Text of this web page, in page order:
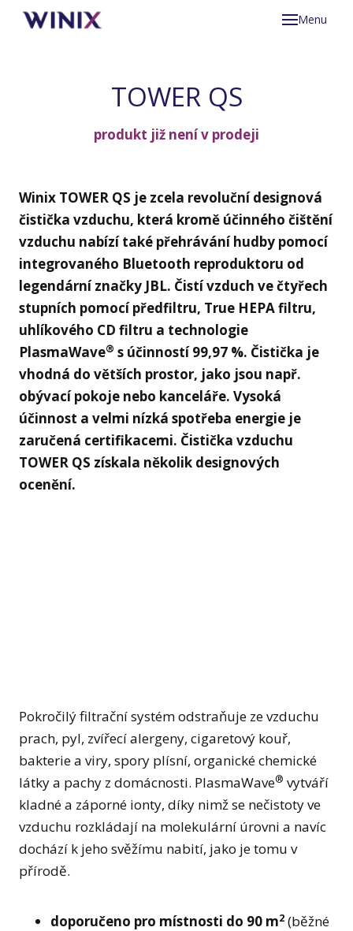
Menu
TOWER QS
produkt již není v prodeji
Winix TOWER QS je zcela revoluční designová
čistička vzduchu, která kromě účinného čištění
vzduchu nabízí také přehrávání hudby pomocí
integrovaného Bluetooth reproduktoru od
legendární značky JBL. Čistí vzduch ve čtyřech
stupních pomocí předfiltru, True HEPA filtru,
uhlíkového CD filtru a technologie
PlasmaWave® s účinností 99,97 %. Čistička je
vhodná do větších prostor, jako jsou např.
obývací pokoje nebo kanceláře. Vysoká
účinnost a velmi nízká spotřeba energie je
zaručená certifikacemi. Čistička vzduchu
TOWER QS získala několik designových
ocenění.
Pokročilý filtrační systém odstraňuje ze vzduchu
prach, pyl, zvířecí alergeny, cigaretový kouř,
bakterie a viry, spory plísní, organické chemické
látky a pachy z domácnosti. PlasmaWave® vytváří
kladné a záporné ionty, díky nimž se nečistoty ve
vzduchu rozkládají na molekulární úrovni a navíc
dochází k jeho svěžímu nabití, jako je tomu v
přírodě.
doporučeno pro místnosti do 90 m2 (běžné